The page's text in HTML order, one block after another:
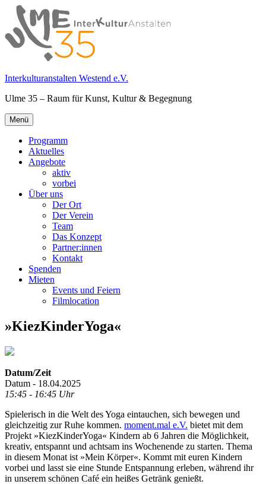
Springe
zum
Inhalt
Interkulturanstalten Westend e.V.
Ulme 35 – Raum für Kunst, Kultur & Begegnung
Primäres
Menü
Menü
Programm
Aktuelles
Angebote
aktiv
vorbei
Über uns
Der Ort
Der Verein
Team
Das Konzept
Partner:innen
Kontakt
Spenden
Mieten
Events und Feiern
Filmlocation
»KiezKinderYoga«
Datum/Zeit
Datum - 18.04.2025
15:45 - 16:45 Uhr
Spielerisch in die Welt des Yoga eintauchen, sich bewegen und
gleichzeitig zur Ruhe kommen. moment.mal e.V. bietet mit dem
Projekt »KiezKinderYoga« Kindern ab 6 Jahren die Möglichkeit,
kreativ, entspannt und achtsam ins Wochenende zu starten. Thema
in diesem Monat ist »Mein Körper«. Kommt mit euren Kindern
vorbei und lasst sie eine Stunde Entspannung erleben, während ihr
in unserem schönen Café ein heißes Getränk genießt.